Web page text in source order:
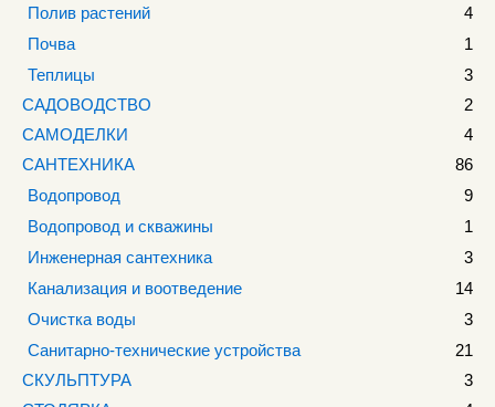
Полив растений
4
Почва
1
Теплицы
3
САДОВОДСТВО
2
САМОДЕЛКИ
4
САНТЕХНИКА
86
Водопровод
9
Водопровод и скважины
1
Инженерная сантехника
3
Канализация и воотведение
14
Очистка воды
3
Санитарно-технические устройства
21
СКУЛЬПТУРА
3